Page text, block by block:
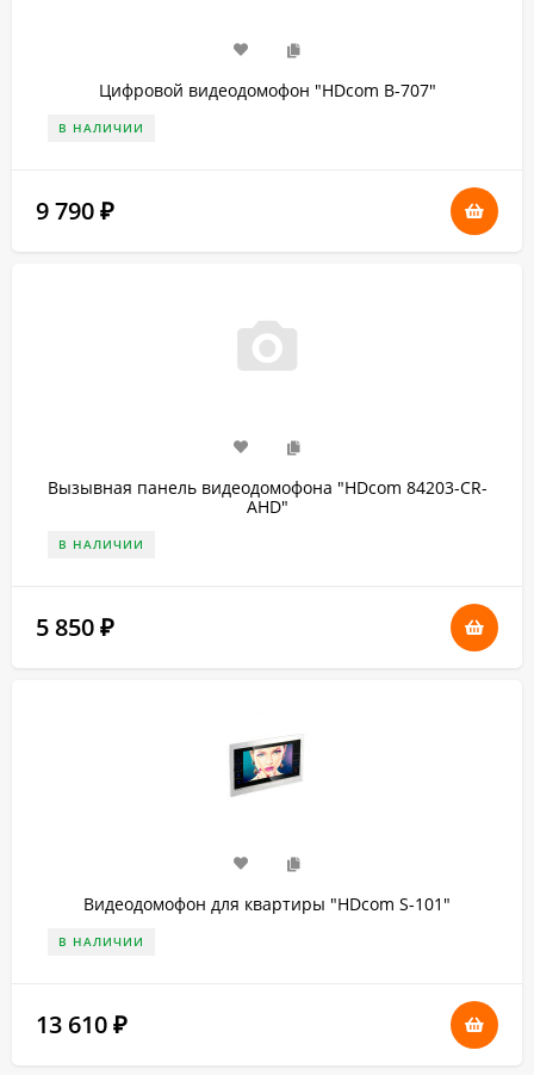
Цифровой видеодомофон "HDcom B-707"
В НАЛИЧИИ
9 790 ₽
Вызывная панель видеодомофона "HDcom 84203-CR-
AHD"
В НАЛИЧИИ
5 850 ₽
Видеодомофон для квартиры "HDcom S-101"
В НАЛИЧИИ
13 610 ₽